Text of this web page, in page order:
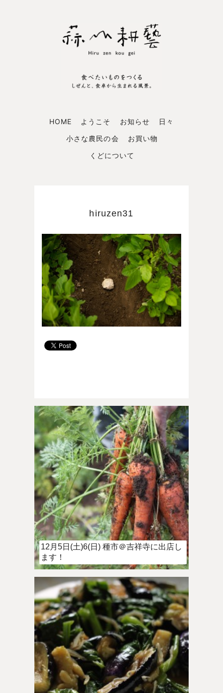
HOME ようこそ お知らせ
日々
小さな農民の会
お買い物
くどについて
hiruzen31
12月5日(土)6(日) 種市＠吉祥寺に出店し
ます！